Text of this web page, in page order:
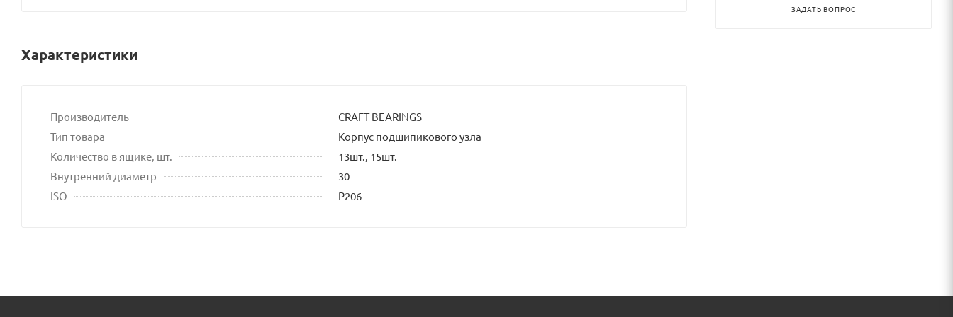
Характеристики
Производитель
CRAFT BEARINGS
Тип товара
Корпус подшипикового узла
Количество в ящике, шт.
13шт., 15шт.
Внутренний диаметр
30
ISO
P206
ЗАДАТЬ ВОПРОС